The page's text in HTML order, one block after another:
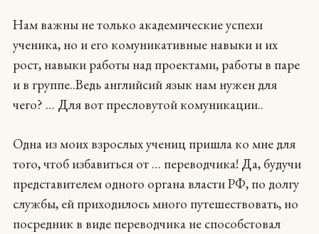
Нам важны не только академические успехи
ученика, но и его комуникативные навыки и их
рост, навыки работы над проектами, работы в паре
и в группе..Ведь английсий язык нам нужен для
чего? … Для вот пресловутой комуникации..
Одна из моих взрослых учениц пришла ко мне для
того, чтоб избавиться от … переводчика! Да, будучи
представителем одного органа власти РФ, по долгу
службы, ей приходилось много путешествовать, но
посредник в виде переводчика не способстовал